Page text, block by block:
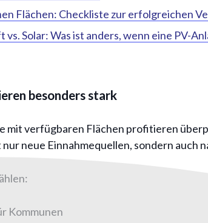
Flächen: Checkliste zur erfolgreichen
Solar: Was ist anders, wenn eine PV-
besonders stark
mit verfügbaren Flächen profitieren
neue Einnahmequellen, sondern auch
Kommunen